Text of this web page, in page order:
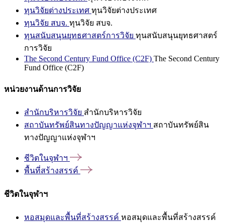
ทุนวิจัยต่างประเทศ ทุนวิจัยต่างประเทศ
ทุนวิจัย สบจ. ทุนวิจัย สบจ.
ทุนสนับสนุนยุทธศาสตร์การวิจัย ทุนสนับสนุนยุทธศาสตร์
การวิจัย
The Second Century Fund Office (C2F) The Second Century
Fund Office (C2F)
หน่วยงานด้านการวิจัย
สำนักบริหารวิจัย สำนักบริหารวิจัย
สถาบันทรัพย์สินทางปัญญาแห่งจุฬาฯ สถาบันทรัพย์สิน
ทางปัญญาแห่งจุฬาฯ
ชีวิตในจุฬาฯ
พื้นที่สร้างสรรค์
ชีวิตในจุฬาฯ
หอสมุดและพื้นที่สร้างสรรค์ หอสมุดและพื้นที่สร้างสรรค์